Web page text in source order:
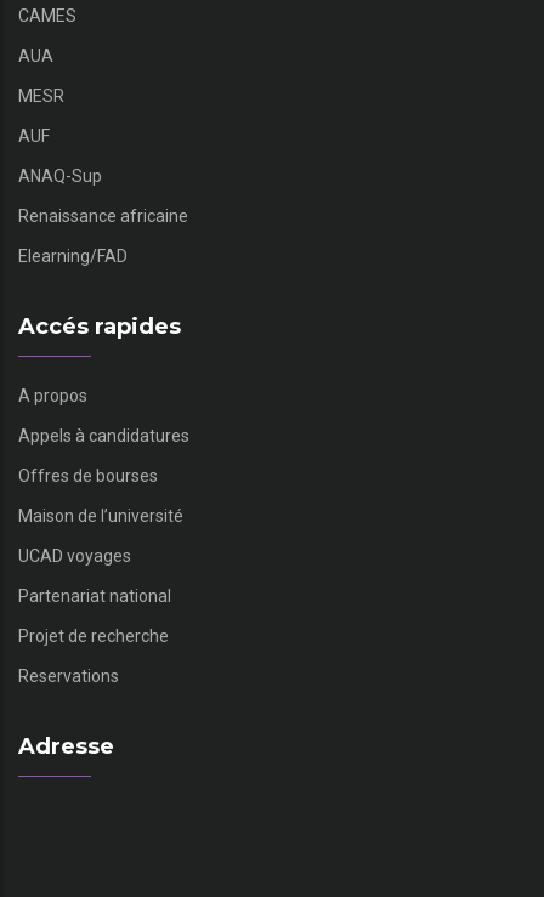
CAMES
AUA
MESR
AUF
ANAQ-Sup
Renaissance africaine
Elearning/FAD
Accés rapides
A propos
Appels à candidatures
Offres de bourses
Maison de l’université
UCAD voyages
Partenariat national
Projet de recherche
Reservations
Adresse